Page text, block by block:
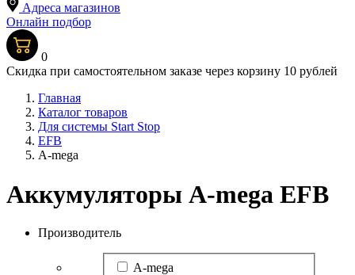
Адреса магазинов
Онлайн подбор
0
Скидка при самостоятельном заказе через корзину 10 рублей
Главная
Каталог товаров
Для системы Start Stop
EFB
A-mega
Аккумуляторы A-mega EFB
Производитель
A-mega